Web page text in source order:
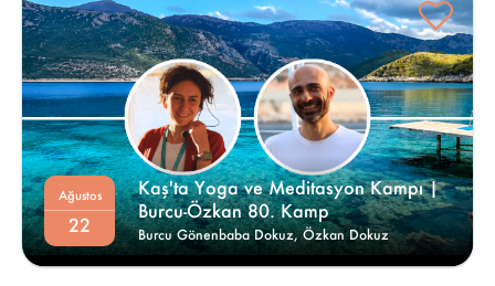
Kaş'ta Yoga ve Meditasyon Kampı |
Burcu-Özkan 80. Kamp
Ağustos
22 Burcu Gönenbaba Dokuz,Özkan Dokuz